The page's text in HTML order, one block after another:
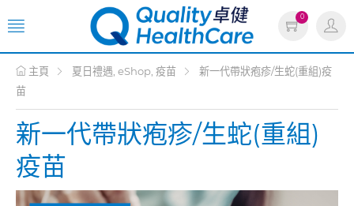
0
主頁 夏日禮遇, eShop, 疫苗
新一代帶狀疱疹/生蛇(重組)疫
苗
新一代帶狀疱疹/生蛇(重組)
疫苗